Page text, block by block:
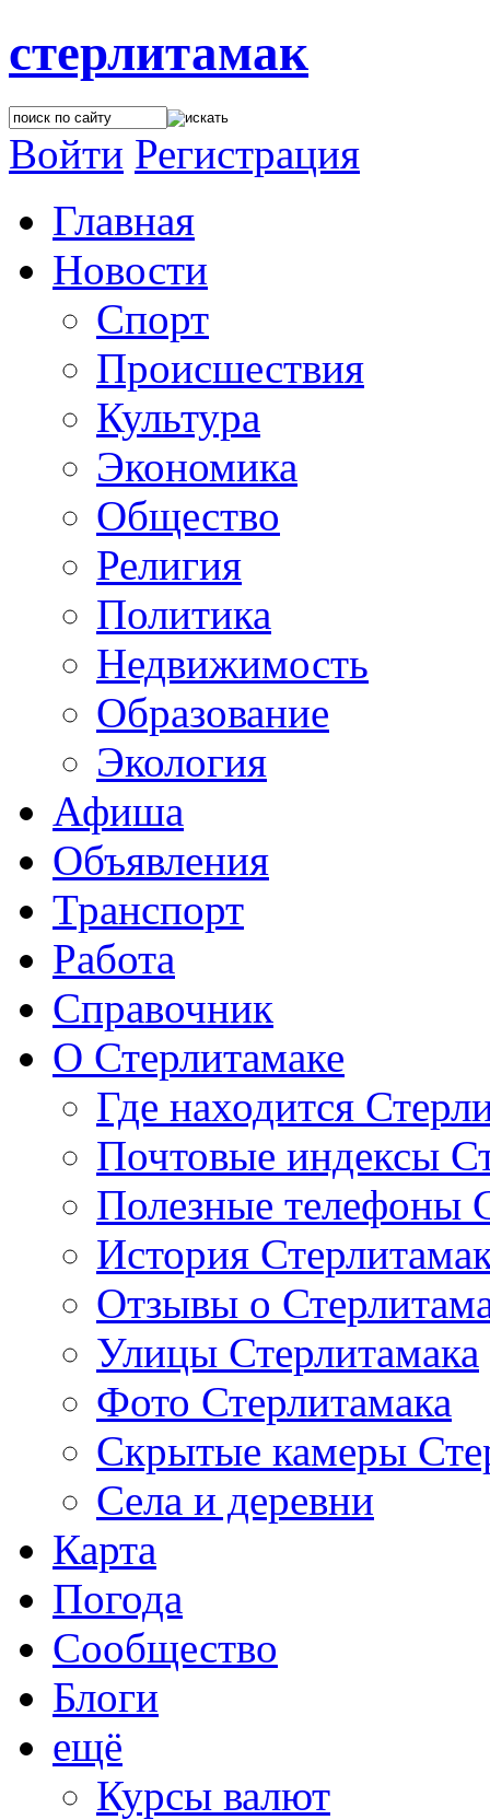
стерлитамак
Войти Регистрация
Главная
Новости
Спорт
Происшествия
Культура
Экономика
Общество
Религия
Политика
Недвижимость
Образование
Экология
Афиша
Объявления
Транспорт
Работа
Справочник
О Стерлитамаке
Где находится
Почтовые индексы
Полезные телефоны
История
Отзывы о
Улицы Стерлитамака
Фото Стерлитамака
Скрытые камеры
Села и деревни
Карта
Погода
Сообщество
Блоги
ещё
Курсы валют